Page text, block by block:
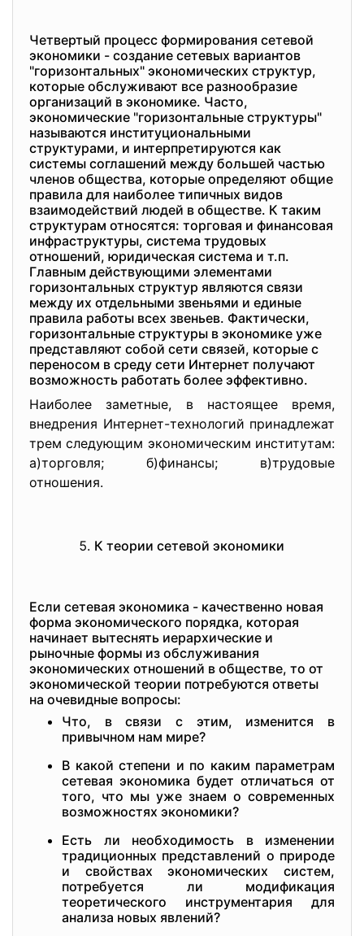
Четвертый процесс формирования сетевой
экономики - создание сетевых вариантов
"горизонтальных" экономических структур,
которые обслуживают все разнообразие
организаций в экономике. Часто,
экономические "горизонтальные структуры"
называются институциональными
структурами, и интерпретируются как
системы соглашений между большей частью
членов общества, которые определяют общие
правила для наиболее типичных видов
взаимодействий людей в обществе. К таким
структурам относятся: торговая и финансовая
инфраструктуры, система трудовых
отношений, юридическая система и т.п.
Главным действующими элементами
горизонтальных структур являются связи
между их отдельными звеньями и единые
правила работы всех звеньев. Фактически,
горизонтальные структуры в экономике уже
представляют собой сети связей, которые с
переносом в среду сети Интернет получают
возможность работать более эффективно.
Наиболее заметные, в настоящее время,
внедрения Интернет-технологий принадлежат
трем следующим экономическим институтам:
а)торговля; б)финансы; в)трудовые
отношения.
К теории сетевой экономики
Если сетевая экономика - качественно новая
форма экономического порядка, которая
начинает вытеснять иерархические и
рыночные формы из обслуживания
экономических отношений в обществе, то от
экономической теории потребуются ответы
на очевидные вопросы:
Что, в связи с этим, изменится в
привычном нам мире?
В какой степени и по каким параметрам
сетевая экономика будет отличаться от
того, что мы уже знаем о современных
возможностях экономики?
Есть ли необходимость в изменении
традиционных представлений о природе
и свойствах экономических систем,
потребуется ли модификация
теоретического инструментария для
анализа новых явлений?